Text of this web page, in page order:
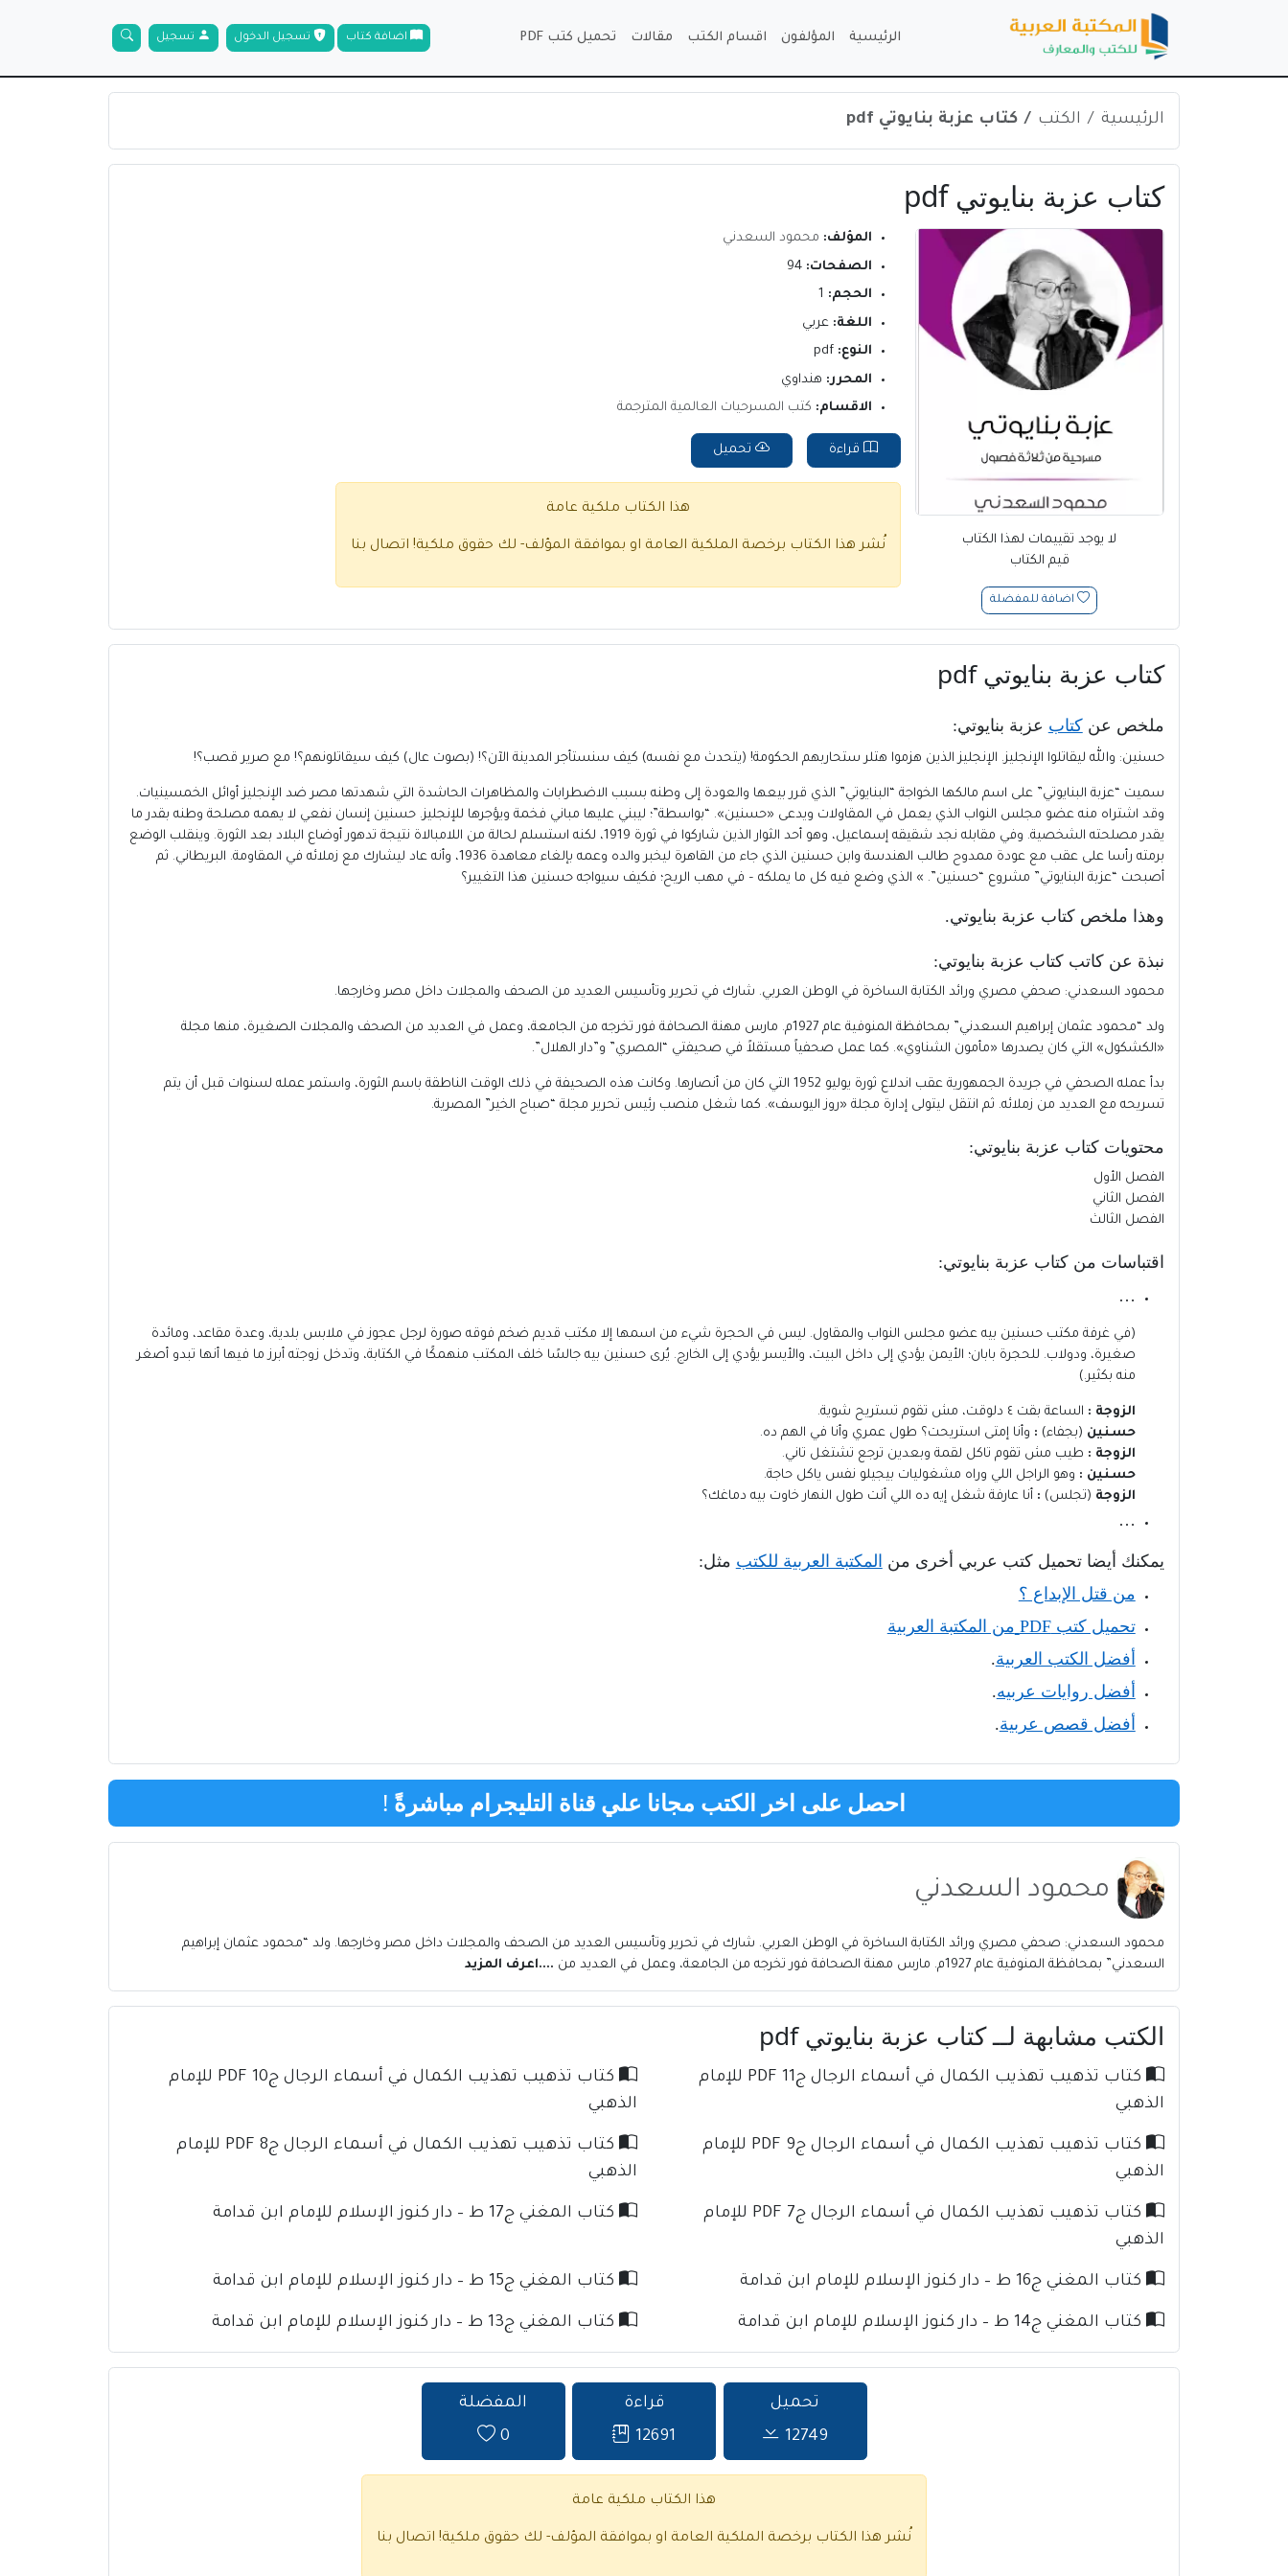
الرئيسية المؤلفون اقسام الكتب مقالات تحميل كتب PDF
الرئيسية الكتب كتاب عزبة بنايوتي pdf
كتاب عزبة بنايوتي pdf
لا يوجد تقييمات لهذا الكتاب
قيم الكتاب
اضافة للمفضلة
المؤلف: محمود السعدني
الصفحات: 94
الحجم:
اللغة: عربي
النوع: pdf
المحرر: هنداوي
الاقسام: كتب المسرحيات العالمية المترجمة
قراءة تحميل
هذا الكتاب ملكية عامة
نُشر هذا الكتاب برخصة الملكية العامة او بموافقة المؤلف- لك حقوق ملكية! اتصال بنا
كتاب عزبة بنايوتي pdf
ملخص عنكتاب عزبة بنايوتي:
حسنين: والله ليقاتلوا الإنجليز. الإنجليز الذين هزموا هتلر ستحاربهم الحكومة! (يتحدث مع نفسه) كيف سنستأجر المدينة الآن؟! (بصوت عال) كيف سيقاتلونهم؟! مع صرير قصب؟!
سميت “عزبة البنايوتي” على اسم مالكها الخواجة “البنايوتي” الذي قرر بيعها والعودة إلى وطنه بسبب الاضطرابات والمظاهرات الحاشدة التي شهدتها مصر ضد الإنجليز أوائل الخمسينيات.
وقد اشتراه منه عضو مجلس النواب الذي يعمل في المقاولات ويدعى «حسنين». “بواسطة”؛ ليبني عليها مباني فخمة ويؤجرها للإنجليز. حسنين إنسان نفعي لا يهمه مصلحة وطنه بقدر ما
يقدر مصلحته الشخصية. وفي مقابله نجد شقيقه إسماعيل، وهو أحد الثوار الذين شاركوا في ثورة 1919، لكنه استسلم لحالة من اللامبالاة نتيجة تدهور أوضاع البلاد بعد الثورة. وينقلب الوضع
برمته رأسا على عقب مع عودة ممدوح طالب الهندسة وابن حسنين الذي جاء من القاهرة ليخبر والده وعمه بإلغاء معاهدة 1936، وأنه عاد ليشارك مع زملائه في المقاومة. البريطاني. ثم
أصبحت “عزبة البنايوتي” مشروع “حسنين”. » الذي وضع فيه كل ما يملكه – في مهب الريح؛ فكيف سيواجه حسنين هذا التغيير؟
وهذا ملخص كتاب عزبة بنايوتي.
نبذة عن كاتب كتاب عزبة بنايوتي:
محمود السعدني: صحفي مصري ورائد الكتابة الساخرة في الوطن العربي. شارك في تحرير وتأسيس العديد من الصحف والمجلات داخل مصر وخارجها.
ولد “محمود عثمان إبراهيم السعدني” بمحافظة المنوفية عام 1927م. مارس مهنة الصحافة فور تخرجه من الجامعة، وعمل في العديد من الصحف والمجلات الصغيرة، منها مجلة
«الكشكول» التي كان يصدرها «مأمون الشناوي». كما عمل صحفياً مستقلاً في صحيفتي “المصري” و”دار الهلال”.
بدأ عمله الصحفي في جريدة الجمهورية عقب اندلاع ثورة يوليو 1952 التي كان من أنصارها. وكانت هذه الصحيفة في ذلك الوقت الناطقة باسم الثورة، واستمر عمله لسنوات قبل أن يتم
تسريحه مع العديد من زملائه. ثم انتقل ليتولى إدارة مجلة «روز اليوسف». كما شغل منصب رئيس تحرير مجلة “صباح الخير” المصرية.
محتويات كتاب عزبة بنايوتي:
الفصل الأول
الفصل الثاني
الفصل الثالث
اقتباسات من كتاب عزبة بنايوتي:
…
(في غرفة مكتب حسنين بيه عضو مجلس النواب والمقاول. ليس في الحجرة شيء من اسمها إلا مكتب قديم ضخم فوقه صورة لرجل عجوز في ملابس بلدية، وعدة مقاعد، ومائدة
صغيرة، ودولاب. للحجرة بابان؛ الأيمن يؤدي إلى داخل البيت، والأيسر يؤدي إلى الخارج. يُرى حسنين بيه جالسًا خلف المكتب منهمكًا في الكتابة، وتدخل زوجته أبرز ما فيها أنها تبدو أصغر
منه بكثير.)
الزوجة : الساعة بقت ٤ دلوقت، مش تقوم تستريح شوية.
حسنين (بجفاء) : وأنا إمتى استريحت؟ طول عمري وأنا في الهم ده.
الزوجة : طيب مش تقوم تاكل لقمة وبعدين ترجع تشتغل تاني.
حسنين : وهو الراجل اللي وراه مشغوليات بيجيلو نفس ياكل حاجة.
الزوجة (تجلس) : أنا عارفة شغل إيه ده اللي أنت طول النهار خاوت بيه دماغك؟
…
يمكنك أيضا تحميل كتب عربي أخرى من المكتبة العربية للكتب مثل:
من قتل الإبداع ؟
تحميل كتبPDF من المكتبة العربية
أفضل الكتب العربية.
أفضل روايات عربيه.
أفضل قصص عربية.
احصل على اخر الكتب مجانا علي قناة التليجرام مباشرةً !
محمود السعدني
محمود السعدني: صحفي مصري ورائد الكتابة الساخرة في الوطن العربي. شارك في تحرير وتأسيس العديد من الصحف والمجلات داخل مصر وخارجها. ولد “محمود عثمان إبراهيم
السعدني” بمحافظة المنوفية عام 1927م. مارس مهنة الصحافة فور تخرجه من الجامعة، وعمل في العديد من
....اعرف المزيد
الكتب مشابهة لــ كتاب عزبة بنايوتي pdf
كتاب تذهيب تهذيب الكمال في أسماء الرجال ج11 PDF للإمام
الذهبي
كتاب تذهيب تهذيب الكمال في أسماء الرجال ج10 PDF للإمام
الذهبي
كتاب تذهيب تهذيب الكمال في أسماء الرجال ج9 PDF للإمام
الذهبي
كتاب تذهيب تهذيب الكمال في أسماء الرجال ج8 PDF للإمام
الذهبي
كتاب تذهيب تهذيب الكمال في أسماء الرجال ج7 PDF للإمام
الذهبي
كتاب المغني ج17 ط – دار كنوز الإسلام للإمام ابن قدامة
كتاب المغني ج16 ط – دار كنوز الإسلام للإمام ابن قدامة كتاب المغني ج15 ط – دار كنوز الإسلام للإمام ابن قدامة
كتاب المغني ج14 ط – دار كنوز الإسلام للإمام ابن قدامة كتاب المغني ج13 ط – دار كنوز الإسلام للإمام ابن قدامة
تحميل
12749
قراءة
12691
المفضلة
0
هذا الكتاب ملكية عامة
نُشر هذا الكتاب برخصة الملكية العامة او بموافقة المؤلف- لك حقوق ملكية! اتصال بنا